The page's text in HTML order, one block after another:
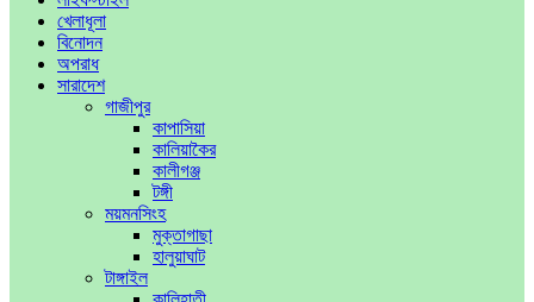
খেলাধূলা
বিনোদন
অপরাধ
সারাদেশ
গাজীপুর
কাপাসিয়া
কালিয়াকৈর
কালীগঞ্জ
টঙ্গী
ময়মনসিংহ
মুক্তাগাছা
হালুয়াঘাট
টাঙ্গাইল